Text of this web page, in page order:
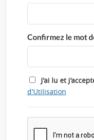
Confirmez le mot
J'ai lu et
d'Utilisation